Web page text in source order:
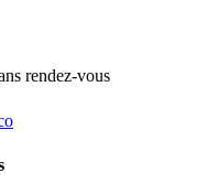
rendez-vous